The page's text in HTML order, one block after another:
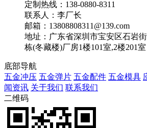
定制热线：138-0880-8311
联系人：李厂长
邮箱：13808808311@139.com
地址：广东省深圳市宝安区石岩
栋(冬藏楼)厂房1楼101室,2楼201室
底部导航
五金冲压 五金弹片 五金配件 五金模具
闻资讯 关于我们 联系我们
二维码